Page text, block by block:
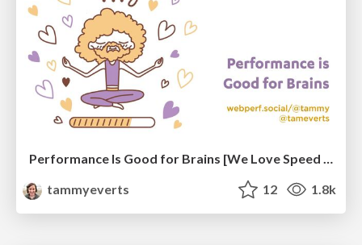
tammyeverts
12 1.8k